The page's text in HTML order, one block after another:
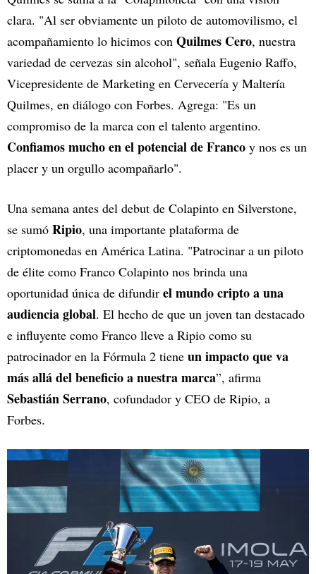
clara. "Al ser obviamente un piloto de automovilismo, el
acompañamiento lo hicimos con Quilmes Cero, nuestra
variedad de cervezas sin alcohol", señala Eugenio Raffo,
Vicepresidente de Marketing en Cervecería y Maltería
Quilmes, en diálogo con Forbes. Agrega: "Es un
compromiso de la marca con el talento argentino.
Confiamos mucho en el potencial de Franco y nos es un
placer y un orgullo acompañarlo".
Una semana antes del debut de Colapinto en Silverstone,
se sumó Ripio, una importante plataforma de
criptomonedas en América Latina. "Patrocinar a un piloto
de élite como Franco Colapinto nos brinda una
oportunidad única de difundir el mundo cripto a una
audiencia global. El hecho de que un joven tan destacado
e influyente como Franco lleve a Ripio como su
patrocinador en la Fórmula 2 tiene un impacto que va
más allá del beneficio a nuestra marca”, afirma
Sebastián Serrano, cofundador y CEO de Ripio, a
Forbes.